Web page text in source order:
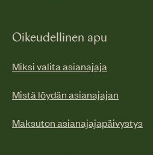
Oikeudellinen apu
Miksi valita asianajaja
Mistä löydän asianajajan
Maksuton asianajajapäivystys